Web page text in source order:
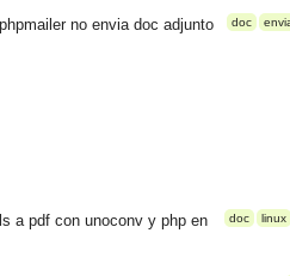
doc
phpmailer no envia doc adjunto
doc linux
a pdf con unoconv y php en